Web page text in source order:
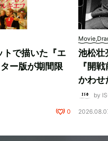
で描いた『エ
ー版が期間限
0
池松壮
『開
かわせ
by